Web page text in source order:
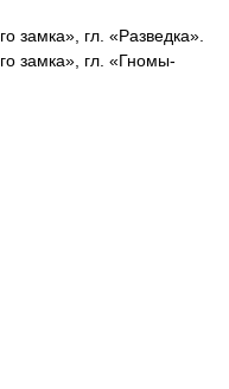
замка», гл. «Разведка».
замка», гл. «Гномы-